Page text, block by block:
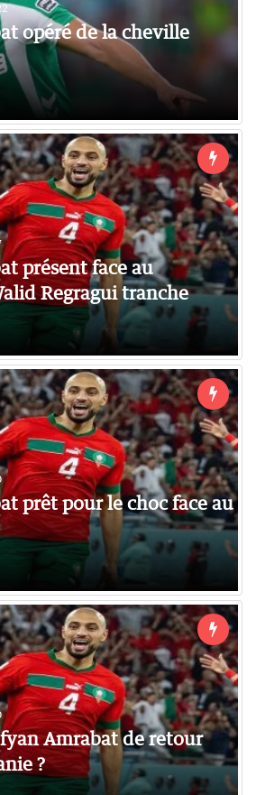
opéré de la cheville
présent face au
Regragui tranche
prêt pour le choc face au
Amrabat de retour
?